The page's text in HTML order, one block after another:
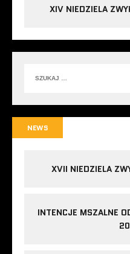
XIV NIEDZIELA
NEWS
XVII NIEDZIELA
INTENCJE MSZALNE